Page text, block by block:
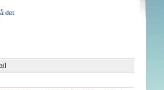
det.